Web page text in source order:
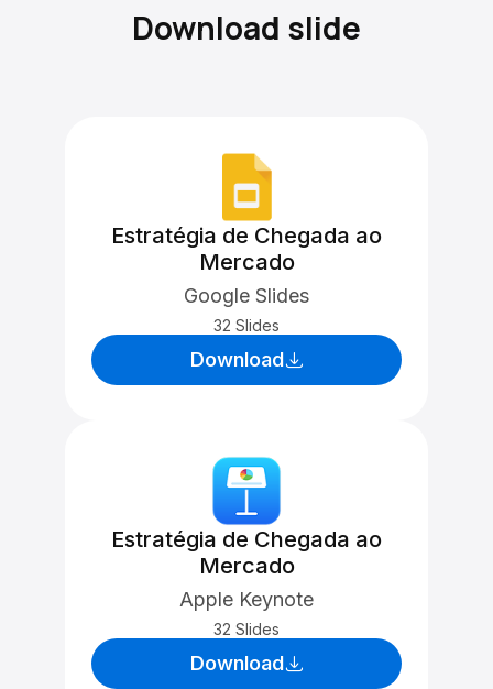
Download slide
Estratégia de Chegada ao
Mercado
Google Slides
32 Slides
Download
Estratégia de Chegada ao
Mercado
Apple Keynote
32 Slides
Download